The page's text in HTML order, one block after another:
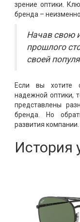
зрение оптики.
бренда –
Начав свою
прошлого
своей
Если вы хотите
надежной оптики,
представлены
бренда. Но
развития компании.
История